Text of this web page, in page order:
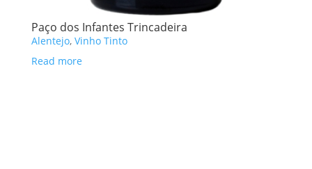
Paço dos Infantes Trincadeira
Alentejo, Vinho Tinto
Read more